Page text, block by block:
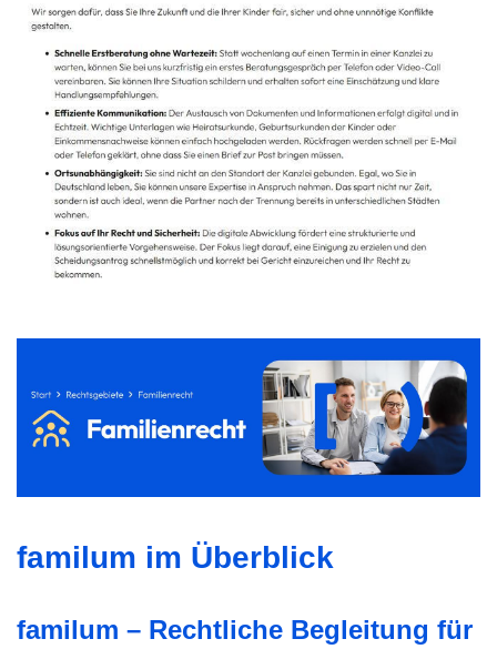
familum im Überblick
familum – Rechtliche Begleitung für